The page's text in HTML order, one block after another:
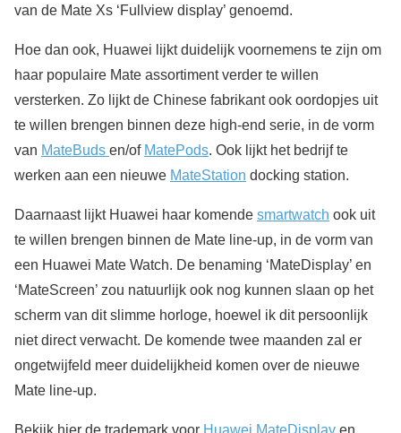
van de Mate Xs ‘Fullview display’ genoemd.
Hoe dan ook, Huawei lijkt duidelijk voornemens te zijn om
haar populaire Mate assortiment verder te willen
versterken. Zo lijkt de Chinese fabrikant ook oordopjes uit
te willen brengen binnen deze high-end serie, in de vorm
van MateBuds en/of MatePods. Ook lijkt het bedrijf te
werken aan een nieuwe MateStation docking station.
Daarnaast lijkt Huawei haar komende smartwatch ook uit
te willen brengen binnen de Mate line-up, in de vorm van
een Huawei Mate Watch. De benaming ‘MateDisplay’ en
‘MateScreen’ zou natuurlijk ook nog kunnen slaan op het
scherm van dit slimme horloge, hoewel ik dit persoonlijk
niet direct verwacht. De komende twee maanden zal er
ongetwijfeld meer duidelijkheid komen over de nieuwe
Mate line-up.